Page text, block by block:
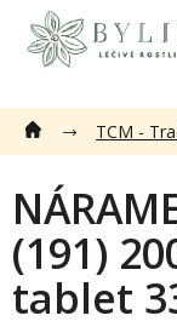
obsah
TCM -
(191)
tablet